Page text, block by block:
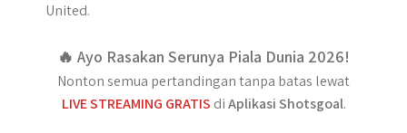
United.
🔥 Ayo Rasakan Serunya Piala Dunia 2026!
Nonton semua pertandingan tanpa batas lewat
LIVE STREAMING GRATIS diAplikasi Shotsgoal.